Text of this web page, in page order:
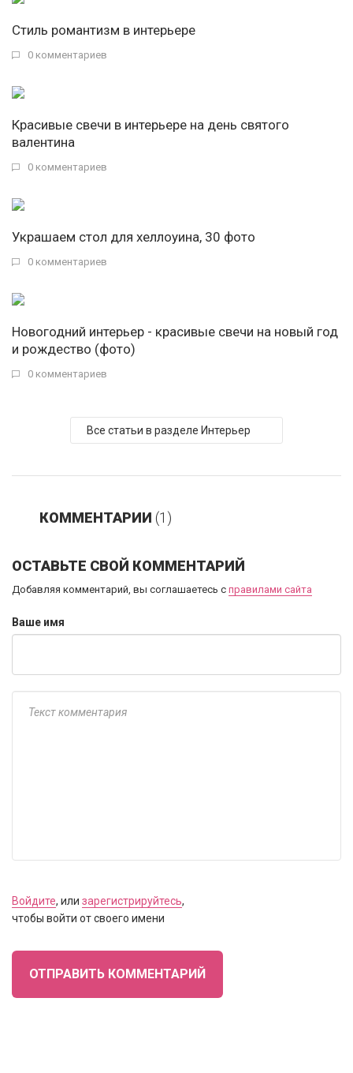
Стиль романтизм в интерьере
0 комментариев
Красивые свечи в интерьере на день святого
валентина
0 комментариев
Украшаем стол для хеллоуина, 30 фото
0 комментариев
Новогодний интерьер - красивые свечи на новый год
и рождество (фото)
0 комментариев
Все статьи в разделе Интерьер
КОММЕНТАРИИ (1)
ОСТАВЬТЕ СВОЙ КОММЕНТАРИЙ
Добавляя комментарий, вы соглашаетесь с правилами сайта
Ваше имя
Войдите, или зарегистрируйтесь,
чтобы войти от своего имени
ОТПРАВИТЬ КОММЕНТАРИЙ